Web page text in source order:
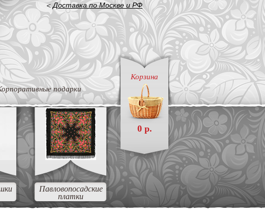
<Доставка по Москве и РФ
Корзина
0 р.
подарки
Павловопосадские
платки